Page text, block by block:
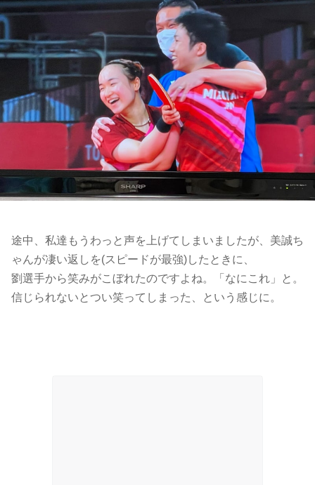
途中、私達もうわっと声を上げてしまいましたが、美誠ち
ゃんが凄い返しを(スピードが最強)したときに、
劉選手から笑みがこぼれたのですよね。「なにこれ」と。
信じられないとつい笑ってしまった、という感じに。